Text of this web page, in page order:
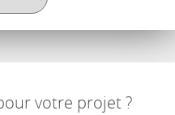
votre projet ?